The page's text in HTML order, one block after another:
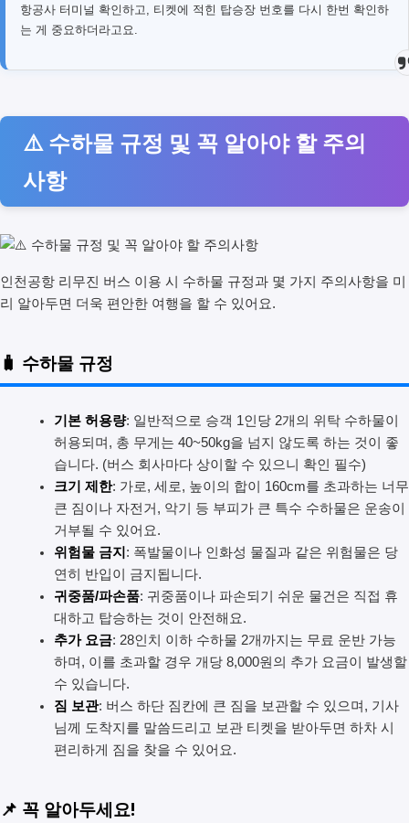
항공사 터미널 확인하고, 티켓에 적힌 탑승장 번호를 다시 한번 확인하
는 게 중요하더라고요.
⚠️ 수하물 규정 및 꼭 알아야 할 주의
사항
인천공항 리무진 버스 이용 시 수하물 규정과 몇 가지 주의사항을 미
리 알아두면 더욱 편안한 여행을 할 수 있어요.
🧳 수하물 규정
기본 허용량: 일반적으로 승객 1인당 2개의 위탁 수하물이
허용되며, 총 무게는 40~50kg을 넘지 않도록 하는 것이 좋
습니다. (버스 회사마다 상이할 수 있으니 확인 필수)
크기 제한: 가로, 세로, 높이의 합이 160cm를 초과하는 너무
큰 짐이나 자전거, 악기 등 부피가 큰 특수 수하물은 운송이
거부될 수 있어요.
위험물 금지 : 폭발물이나 인화성 물질과 같은 위험물은 당
연히 반입이 금지됩니다.
귀중품/파손품: 귀중품이나 파손되기 쉬운 물건은 직접 휴
대하고 탑승하는 것이 안전해요.
추가 요금: 28인치 이하 수하물 2개까지는 무료 운반 가능
하며, 이를 초과할 경우 개당 8,000원의 추가 요금이 발생할
수 있습니다.
짐 보관: 버스 하단 짐칸에 큰 짐을 보관할 수 있으며, 기사
님께 도착지를 말씀드리고 보관 티켓을 받아두면 하차 시
편리하게 짐을 찾을 수 있어요.
📌 꼭 알아두세요!